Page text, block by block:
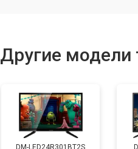
Замена HDMI порта
Другие модели
DM-LED24R301BT2S